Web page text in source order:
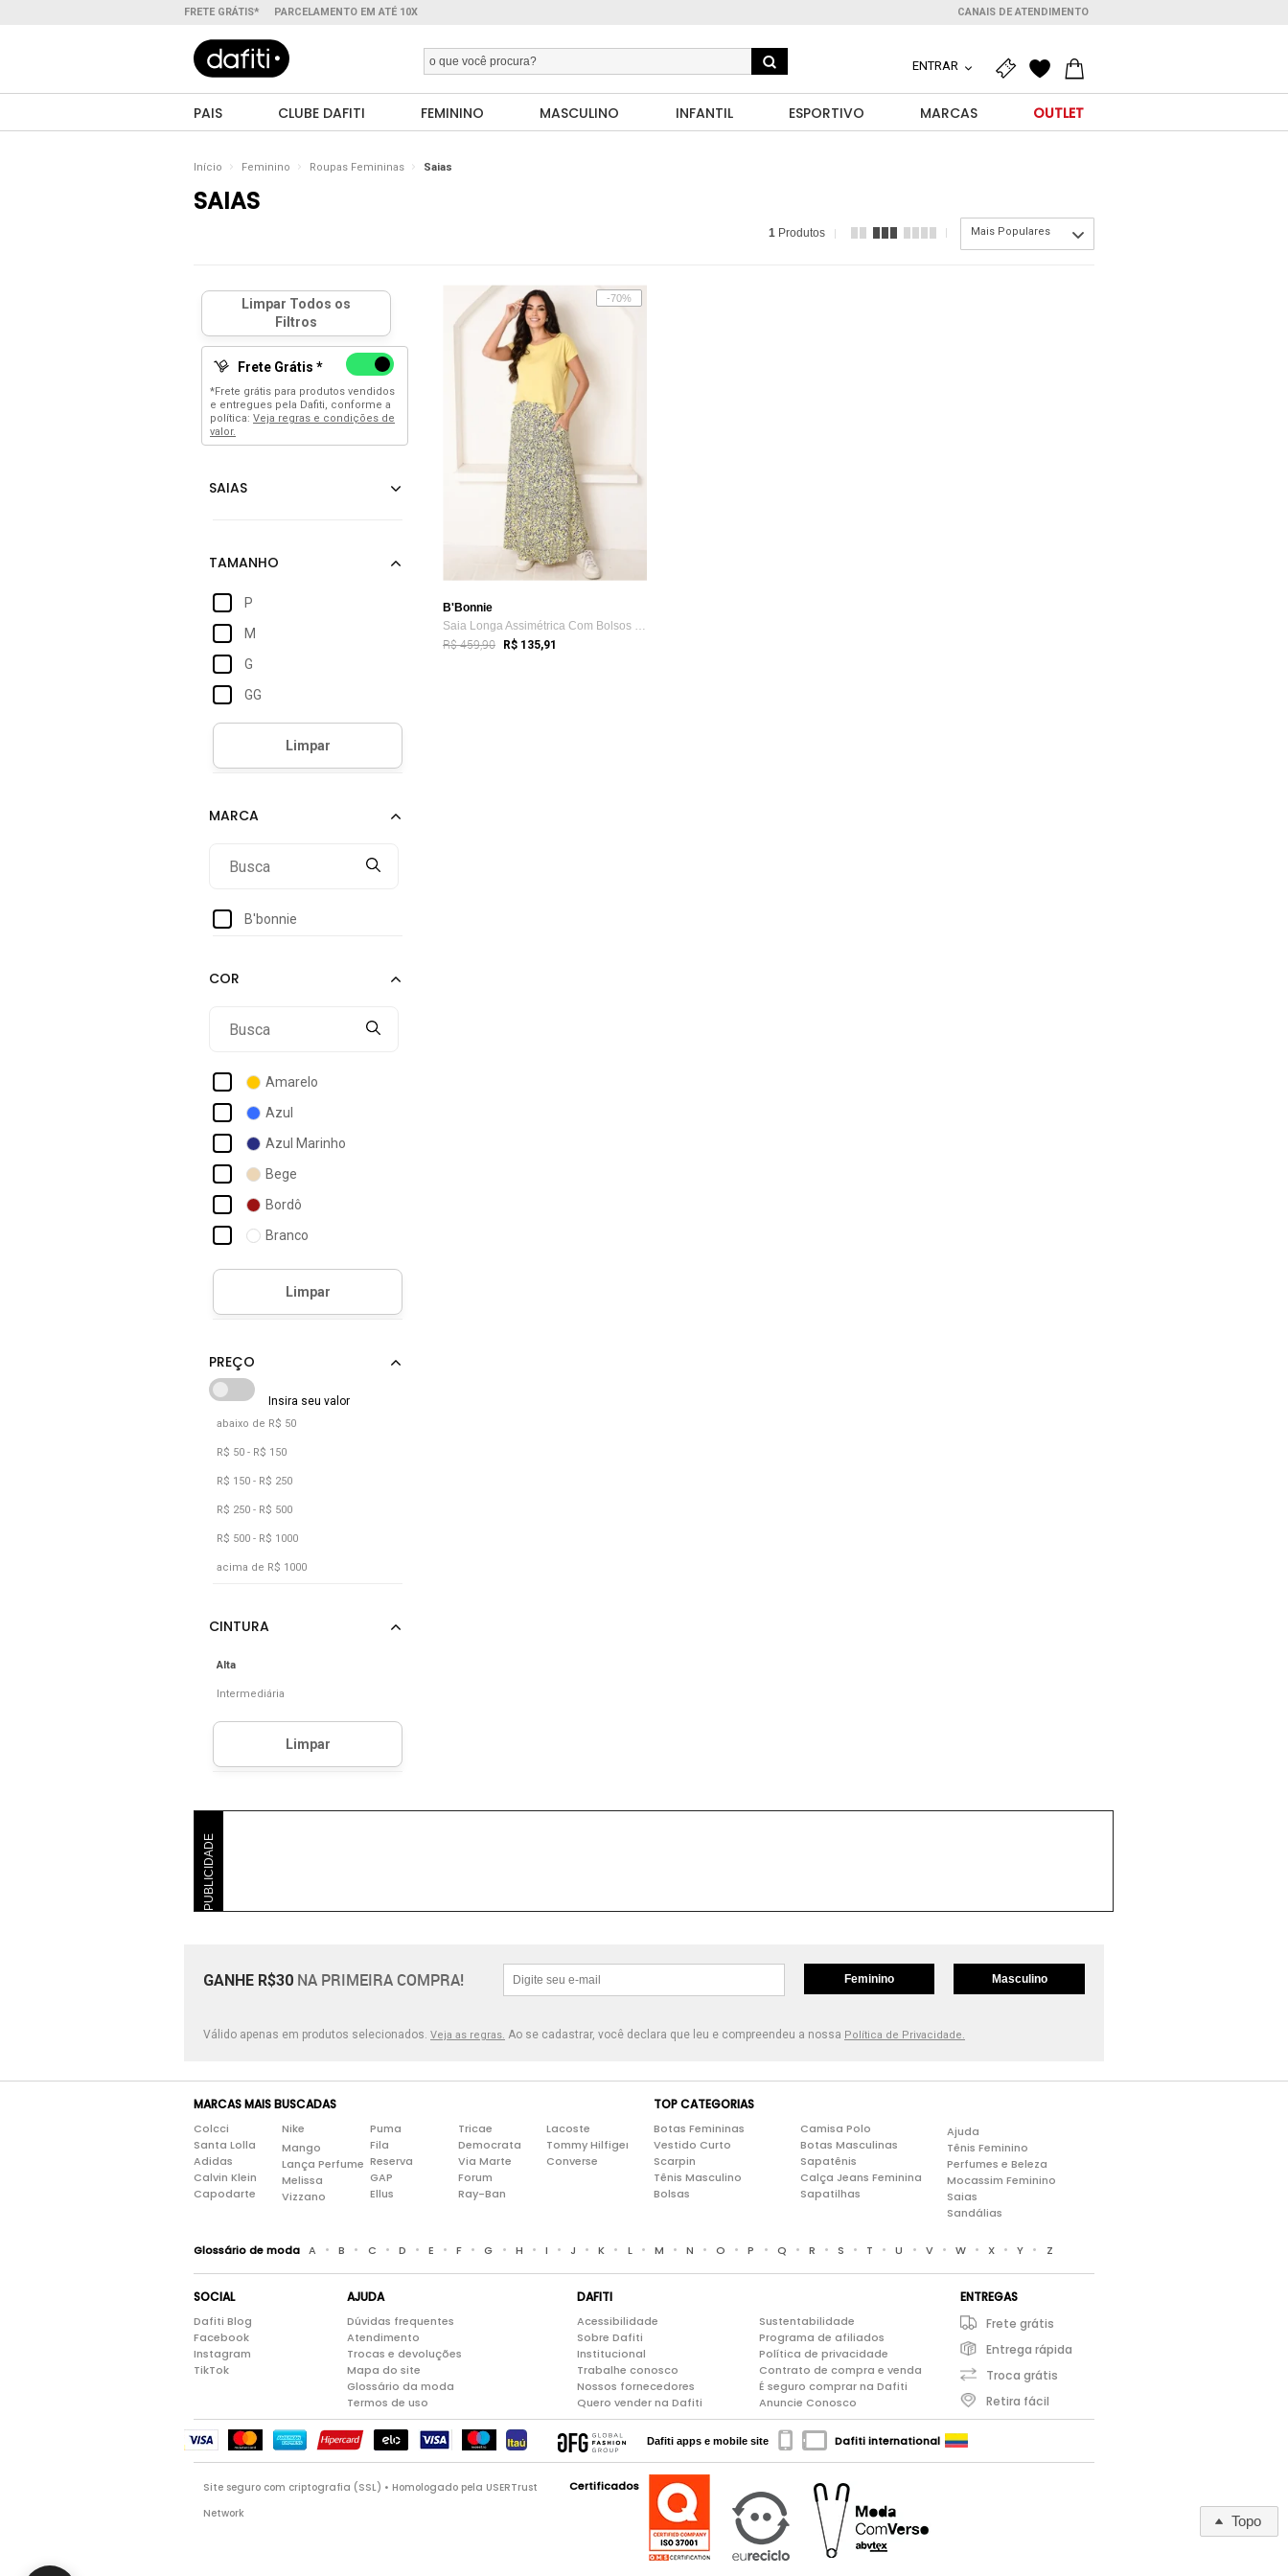
FRETE GRÁTIS* PARCELAMENTO EM ATÉ 10X CANAIS DE ATENDIMENTO
ENTRAR
PAIS CLUBE DAFITI FEMININO MASCULINO INFANTIL ESPORTIVO MARCAS OUTLET
Início Feminino Roupas Femininas Saias
SAIAS
1 Produtos Mais Populares
Frete Grátis *
*Frete grátis para produtos vendidos
e entregues pela Dafiti, conforme a
política: Veja regras e condições de
valor.
P
M
G
GG
B'bonnie
Amarelo
Azul
Azul Marinho
Bege
Bordô
Branco
Caramelo
Cinza
Floral
Jeans
Laranja
Marrom
Multicolorido
Off-white
Preto
abaixo de R$ 50
R$ 50 - R$ 150
R$ 150 - R$ 250
R$ 250 - R$ 500
R$ 500 - R$ 1000
acima de R$ 1000
Alta
Intermediária
-70%
B'Bonnie
Saia Longa Assimétrica Com Bolsos B’Bonn...
R$ 459,90 R$ 135,91
PUBLICIDADE
Topo
GANHE R$30 NA PRIMEIRA COMPRA! Feminino Masculino
Válido apenas em produtos selecionados. Veja as regras. Ao se cadastrar, você declara que leu e compreendeu a nossa Política de Privacidade.
MARCAS MAIS BUSCADAS
Colcci
Santa Lolla
Adidas
Calvin Klein
Capodarte
Nike
Mango
Lança Perfume
Melissa
Vizzano
Puma
Fila
Reserva
GAP
Ellus
Tricae
Democrata
Via Marte
Forum
Ray-Ban
Lacoste
Tommy Hilfiger
Converse
TOP CATEGORIAS
Botas Femininas
Vestido Curto
Scarpin
Tênis Masculino
Bolsas
Camisa Polo
Botas Masculinas
Sapatênis
Calça Jeans Feminina
Sapatilhas
Ajuda
Tênis Feminino
Perfumes e Beleza
Mocassim Feminino
Saias
Sandálias
Glossário de moda A • B • C • D • E • F • G • H • I • J • K • L • M • N • O • P • Q • R • S • T • U • V • W • X • Y • Z
SOCIAL
Dafiti Blog
Facebook
Instagram
TikTok
AJUDA
Dúvidas frequentes
Atendimento
Trocas e devoluções
Mapa do site
Glossário da moda
Termos de uso
DAFITI
Acessibilidade
Sobre Dafiti
Institucional
Trabalhe conosco
Nossos fornecedores
Quero vender na Dafiti
Sustentabilidade
Programa de afiliados
Política de privacidade
Contrato de compra e venda
É seguro comprar na Dafiti
Anuncie Conosco
ENTREGAS
Frete grátis
Entrega rápida
Troca grátis
Retira fácil
Dafiti apps e mobile site Dafiti international
Site seguro com criptografia (SSL) • Homologado pela USERTrust
Network
Certificados